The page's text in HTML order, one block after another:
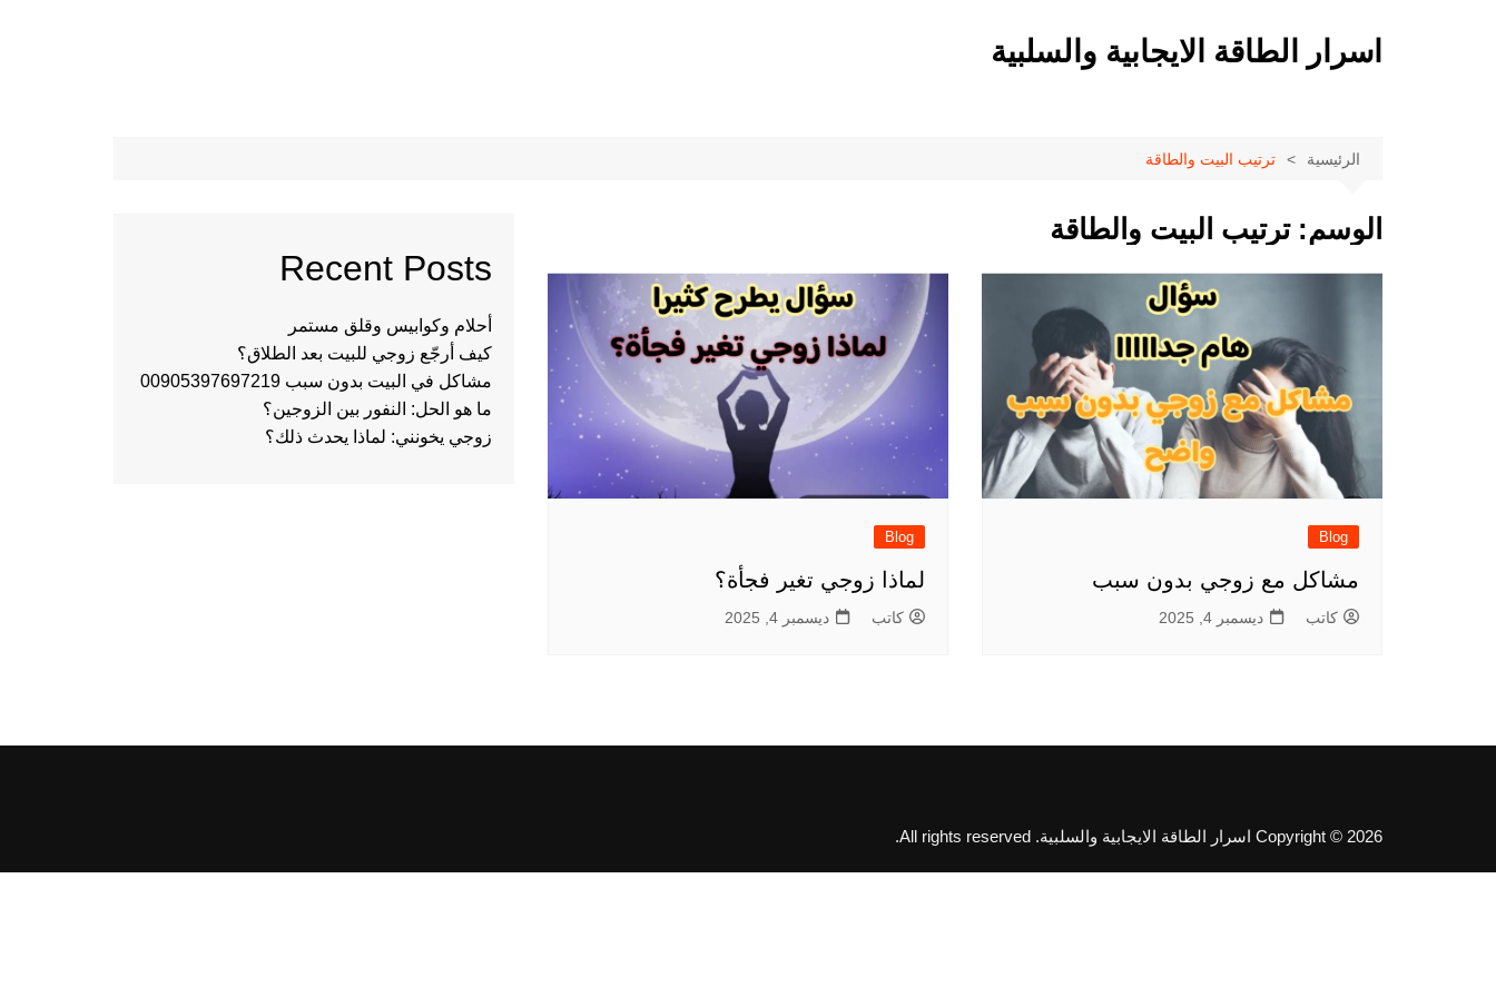
اسرار الطاقة الايجابية والسلبية
الرئيسية ترتيب البيت والطاقة
الوسم:ترتيب البيت والطاقة
Blog
مشاكل مع زوجي بدون سبب
كاتب ديسمبر 4, 2025
Blog
لماذا زوجي تغير فجأة؟
كاتب ديسمبر 4, 2025
Recent Posts
أحلام وكوابيس وقلق مستمر
كيف أرجّع زوجي للبيت بعد الطلاق؟
مشاكل في البيت بدون سبب 00905397697219
ما هو الحل: النفور بين الزوجين؟
زوجي يخونني: لماذا يحدث ذلك؟
Copyright © 2026 اسرار الطاقة الايجابية والسلبية. All rights reserved.